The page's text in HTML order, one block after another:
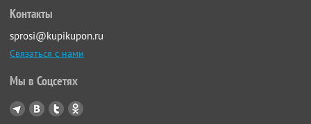
Контакты
sprosi@kupikupon.ru
Связаться с нами
Мы в Соцсетях